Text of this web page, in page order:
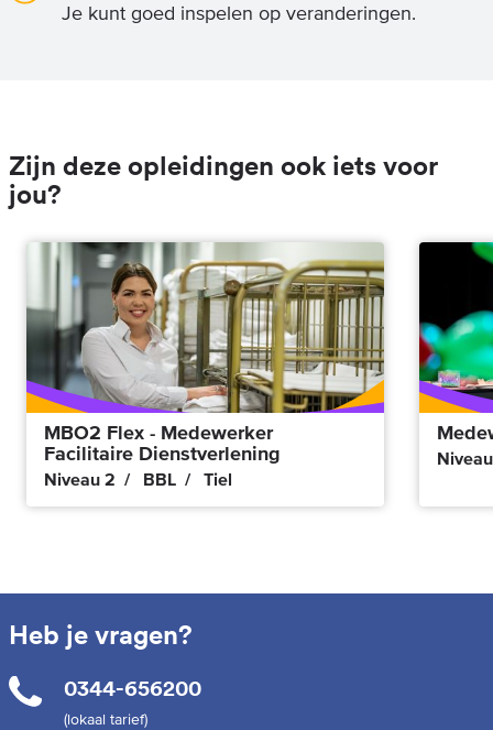
Je kunt goed inspelen op veranderingen.
Zijn deze opleidingen ook iets voor
jou?
MBO2 Flex - Medewerker
Facilitaire Dienstverlening
Niveau 2 BBL Tiel
Heb je vragen?
0344-656200
(lokaal tarief)